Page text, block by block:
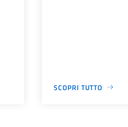
SCOPRI TUTTO